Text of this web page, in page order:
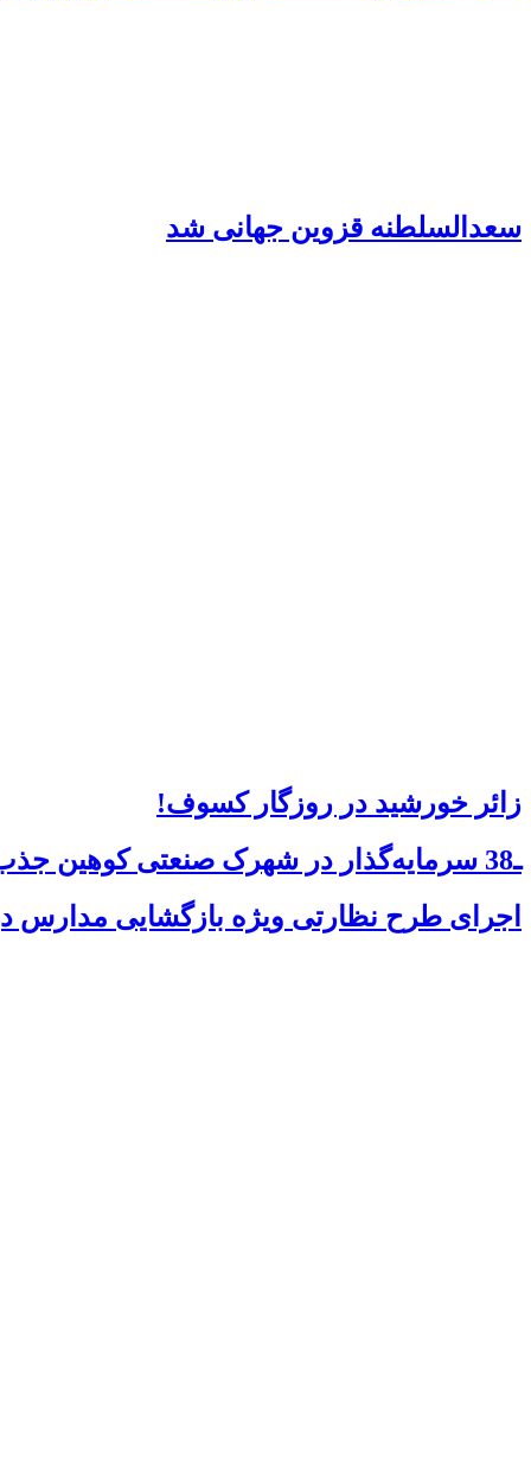
سعدالسلطنه قزوین جهانی شد
زائر خورشید در روزگار کسوف!
ـ38 سرمایه‌گذار در شهرک صنعتی کوهین جذب شدند
اجرای طرح نظارتی ویژه بازگشایی مدارس